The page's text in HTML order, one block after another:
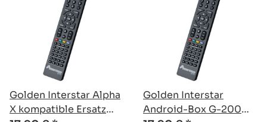
Golden Interstar Alpha
X kompatible Ersatz
Golden Interstar
Android-Box G-200